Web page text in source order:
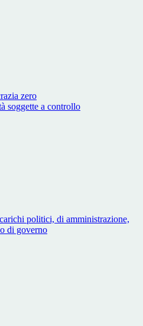
zero
soggette a controllo
politici, di amministrazione,
di governo